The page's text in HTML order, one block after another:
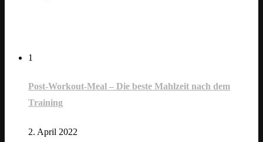
1
Post-Workout-Meal – Die beste Mahlzeit nach dem
Training
2. April 2022